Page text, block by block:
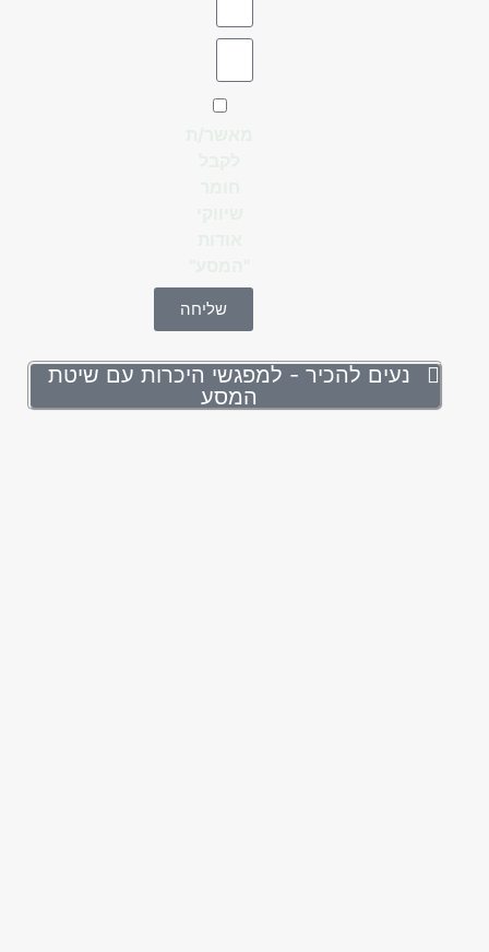
שליחה
נעים להכיר - למפגשי היכרות עם שיטת
המסע